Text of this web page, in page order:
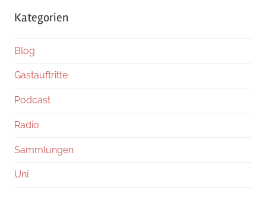
Kategorien
Blog
Gastauftritte
Podcast
Radio
Sammlungen
Uni